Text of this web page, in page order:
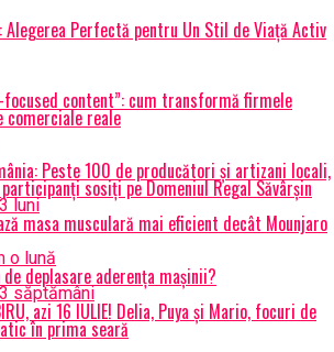
Alegerea Perfectă pentru Un Stil de Viață Activ
focused content”: cum transformă firmele
reale
Peste 100 de producători și artizani locali,
sosiți pe Domeniul Regal Săvârșin
luni
masa musculară mai eficient decât Mounjaro
o lună
deplasare aderența mașinii?
săptămâni
azi 16 IULIE! Delia, Puya și Mario, focuri de
în prima seară